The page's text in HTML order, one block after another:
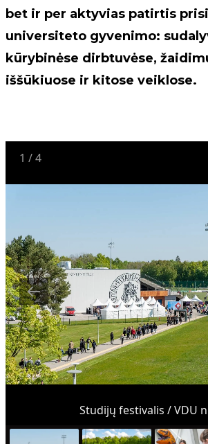
bet ir per aktyvias patirtis
universiteto gyvenimo:
kūrybinėse dirbtuvėse,
iššūkiuose ir kitose veiklose.
1 /4
Studijų festivalis / VDU